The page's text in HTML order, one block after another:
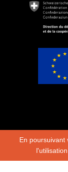
En poursuivant